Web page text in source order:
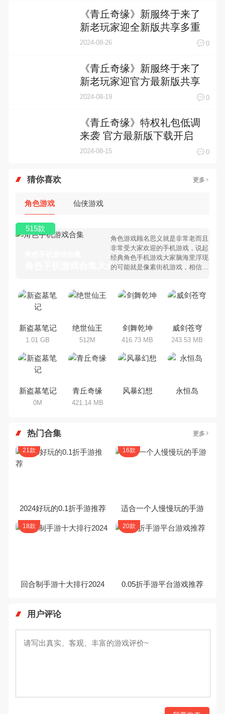
《青丘奇缘》新服终于来了
新老玩家迎全新版共享多重
礼包
2024-08-26 0
《青丘奇缘》新服终于来了
新老玩家迎官方最新版共享
多重大礼包
2024-08-19 0
《青丘奇缘》特权礼包低调
来袭 官方最新版下载开启
2024-08-15 0
猜你喜欢 更多
角色游戏 仙侠游戏
角色手机游戏合集大全 >
角色游戏顾名思义就是非常老而且
非常受大家欢迎的手机游戏，说起
经典角色手机游戏大家脑海里浮现
的可能就是像素街机游戏，相信很
色手机游戏有哪些呢？游戏今天，
集，欢迎大家前来选择下载体验
515款
新盗墓笔记
1.01 GB
绝世仙王
512M
剑舞乾坤
416.73 MB
威剑苍穹
243.53 MB
新盗墓笔记
0M
青丘奇缘
421.14 MB
风暴幻想 永恒岛
热门合集 更多
2024好玩的0.1折手游推荐
21款
适合一个人慢慢玩的手游
16款
回合制手游十大排行2024
18款
0.05折手游平台游戏推荐
20款
用户评论